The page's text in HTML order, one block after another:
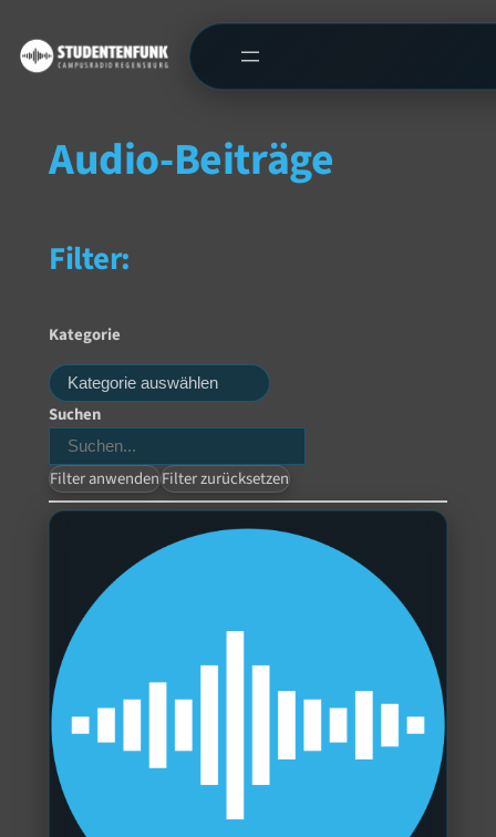
Audio-Beiträge
Filter:
Kategorie
Kategorien
Suchen
Filter anwendenFilter zurücksetzen